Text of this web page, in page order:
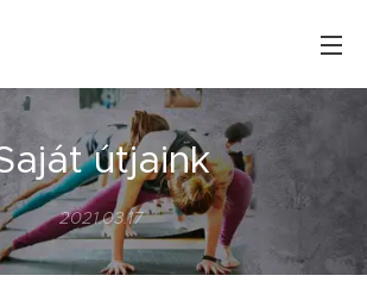
útjaink
2021.03.17